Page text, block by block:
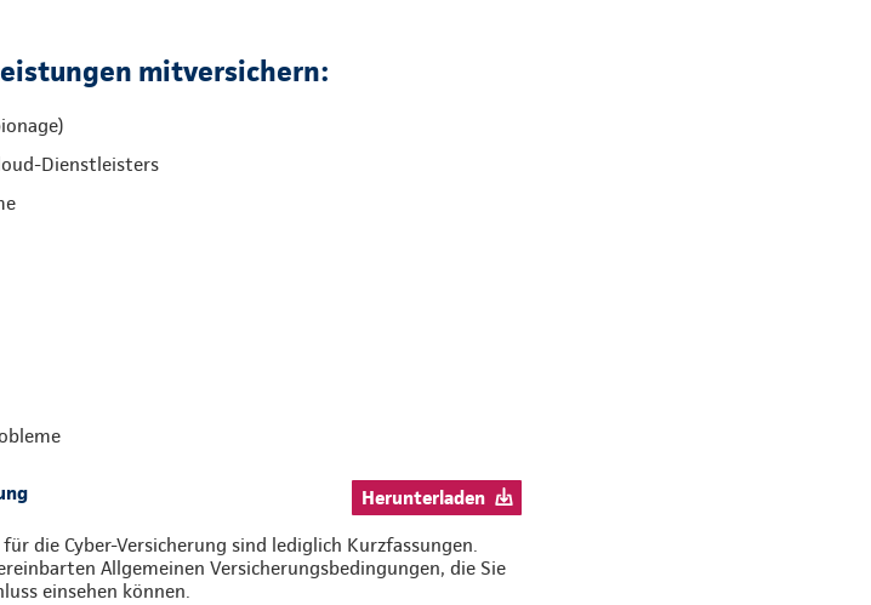
mitversichern:
Dienstleisters
Herunterladen
die Cyber-Versicherung sind lediglich Kurzfassungen.
Allgemeinen Versicherungsbedingungen, die Sie
einsehen können.